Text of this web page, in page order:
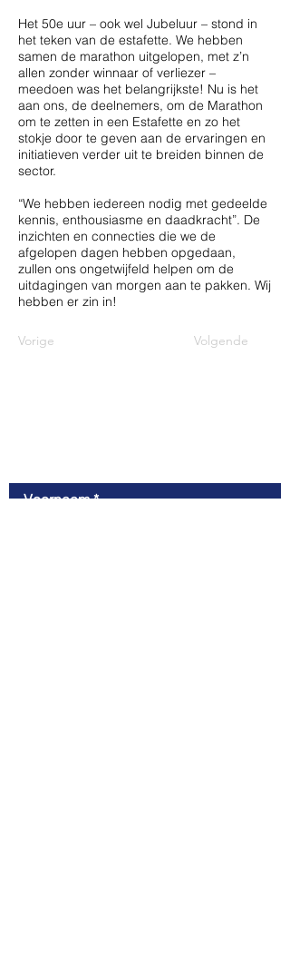
Het 50e uur – ook wel Jubeluur – stond in
het teken van de estafette. We hebben
samen de marathon uitgelopen, met z’n
allen zonder winnaar of verliezer –
meedoen was het belangrijkste! Nu is het
aan ons, de deelnemers, om de Marathon
om te zetten in een Estafette en zo het
stokje door te geven aan de ervaringen en
initiatieven verder uit te breiden binnen de
sector.
“We hebben iedereen nodig met gedeelde
kennis, enthousiasme en daadkracht”. De
inzichten en connecties die we de
afgelopen dagen hebben opgedaan,
zullen ons ongetwijfeld helpen om de
uitdagingen van morgen aan te pakken. Wij
hebben er zin in!
Vorige Volgende
Voornaam